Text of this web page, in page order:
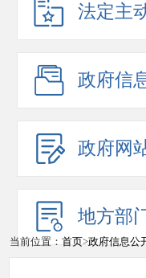
法定主
政府信
政府网
地方部
当前位置：首页>政府信息公